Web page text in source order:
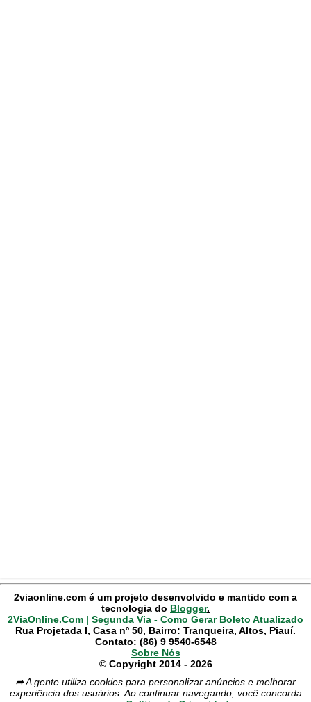
2viaonline.com é um projeto desenvolvido e mantido com a
tecnologia do Blogger.
2ViaOnline.Com | Segunda Via - Como Gerar Boleto Atualizado
Rua Projetada I, Casa nº 50, Bairro: Tranqueira, Altos, Piauí.
Contato: (86) 9 9540-6548
Sobre Nós
© Copyright 2014 - 2026
➦ A gente utiliza cookies para personalizar anúncios e melhorar
experiência dos usuários. Ao continuar navegando, você concorda